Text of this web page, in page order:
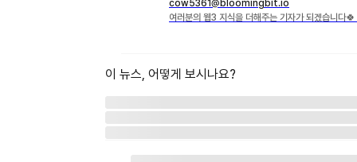
cow5361@bloomingbit.io
여러분의 웹3 지식을 더해주는 기자가 되겠습니
이 뉴스, 어떻게 보시나요?